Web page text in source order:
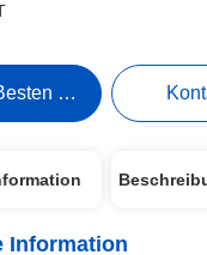
Preis
Information